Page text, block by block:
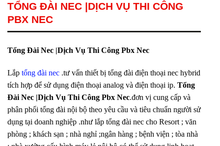
TỔNG ĐÀI NEC |DỊCH VỤ THI CÔNG
PBX NEC
Tổng Đài Nec |Dịch Vụ Thi Công Pbx Nec
Lắp tổng đài nec .tư vấn thiết bị tổng đài điện thoại nec hybrid
tích hợp để sử dụng điện thoại analog và điện thoại ip. Tổng
Đài Nec |Dịch Vụ Thi Công Pbx Nec.đơn vị cung cấp và
phân phối tổng đài nội bộ theo yêu cầu và tiêu chuẩn người sử
dụng tại doanh nghiệp .như lắp tổng đài nec cho Resort ; văn
phòng ; khách sạn ; nhà nghỉ ;ngân hàng ; bệnh viện ; tòa nhà